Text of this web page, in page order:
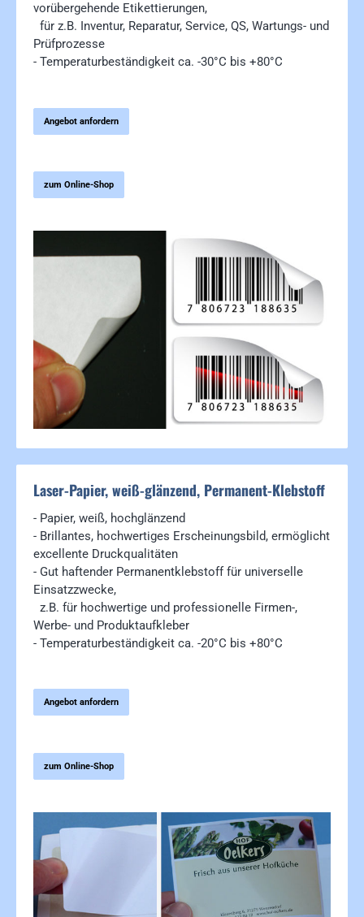
vorübergehende Etikettierungen,
für z.B. Inventur, Reparatur, Service, QS, Wartungs- und
Prüfprozesse
- Temperaturbeständigkeit ca. -30°C bis +80°C
Angebot anfordern
zum Online-Shop
Laser-Papier, weiß-glänzend, Permanent-Klebstoff
- Papier, weiß, hochglänzend
- Brillantes, hochwertiges Erscheinungsbild, ermöglicht
excellente Druckqualitäten
- Gut haftender Permanentklebstoff für universelle
Einsatzzwecke,
z.B. für hochwertige und professionelle Firmen-,
Werbe- und Produktaufkleber
- Temperaturbeständigkeit ca. -20°C bis +80°C
Angebot anfordern
zum Online-Shop